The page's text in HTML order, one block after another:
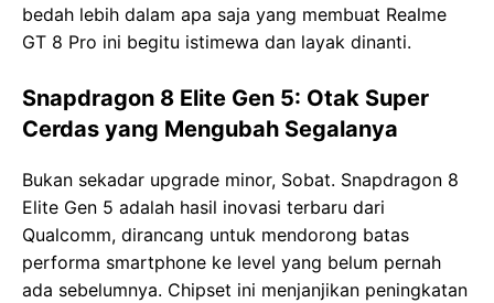
bedah lebih dalam apa saja yang membuat Realme
GT 8 Pro ini begitu istimewa dan layak dinanti.
Snapdragon 8 Elite Gen 5: Otak Super
Cerdas yang Mengubah Segalanya
Bukan sekadar upgrade minor, Sobat. Snapdragon 8
Elite Gen 5 adalah hasil inovasi terbaru dari
Qualcomm, dirancang untuk mendorong batas
performa smartphone ke level yang belum pernah
ada sebelumnya. Chipset ini menjanjikan peningkatan